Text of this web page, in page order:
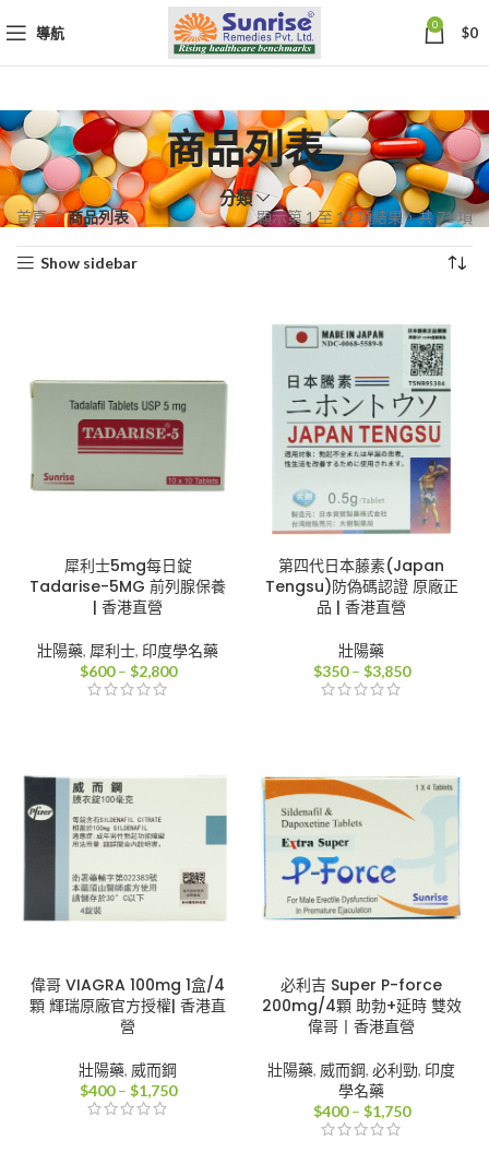
導航 0 $0
商品列表
分類
首頁 商品列表 顯示第 1 至 12 項結果，共 71 項依
Show sidebar
犀利士5mg每日錠
Tadarise-5MG 前列腺保養
| 香港直營
壯陽藥, 犀利士, 印度學名藥
$600 – $2,800價
第四代日本藤素(Japan
Tengsu)防偽碼認證 原廠正
品 | 香港直營
壯陽藥
$350 – $3,850價
到
$3,850
偉哥 VIAGRA 100mg 1盒/4
顆 輝瑞原廠官方授權| 香港直
營
壯陽藥, 威而鋼
$400 – $1,750價
必利吉 Super P-force
200mg/4顆 助勃+延時 雙效
偉哥丨香港直營
壯陽藥, 威而鋼, 必利勁, 印度
學名藥
$400 – $1,750價